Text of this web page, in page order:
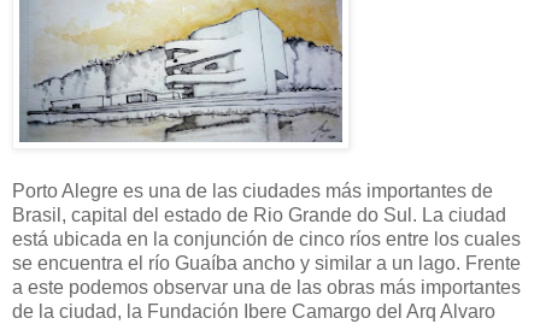
Porto Alegre es una de las ciudades más importantes de
Brasil, capital del estado de Rio Grande do Sul. La ciudad
está ubicada en la conjunción de cinco ríos entre los cuales
se encuentra el río Guaíba ancho y similar a un lago. Frente
a este podemos observar una de las obras más importantes
de la ciudad, la Fundación Ibere Camargo del Arq Alvaro